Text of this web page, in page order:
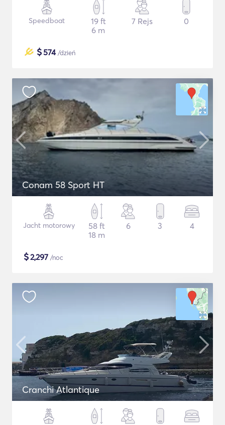
Speedboat
19 ft
6 m
7 Rejs 0
$574/dzień
Conam 58 Sport HT
Jacht motorowy
58 ft
18 m
6 3 4
$2,297 /noc
Cranchi Atlantique